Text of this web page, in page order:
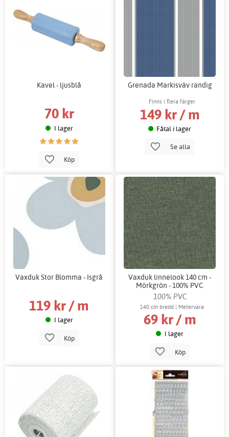
Kavel - ljusblå
70 kr
I lager
Köp
Grenada Markisväv randig
Finns i flera färger
149 kr / m
Fåtal i lager
Se alla
Vaxduk Stor Blomma - Isgrå
119 kr / m
I lager
Köp
Vaxduk linnelook 140 cm -
Mörkgrön - 100% PVC
100% PVC
140 cm bredd | Metervara
69 kr / m
I lager
Köp